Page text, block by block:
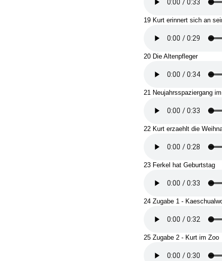
19 Kurt erinnert sich an
20 Die Altenpfleger
21 Neujahrsspaziergang
22 Kurt erzaehlt die
23 Ferkel hat Geburtstag
24 Zugabe 1 -
25 Zugabe 2 - Kurt im Zoo